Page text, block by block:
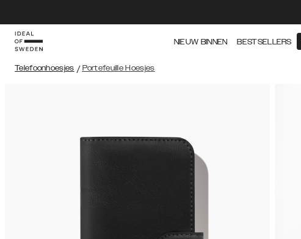
NIEUW BINNEN BESTSELLERS
Telefoonhoesjes / Portefeuille Hoesjes